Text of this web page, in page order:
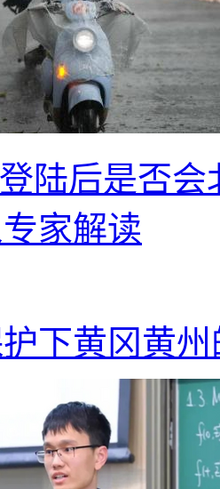
陆后是否
家解读
下黄冈黄